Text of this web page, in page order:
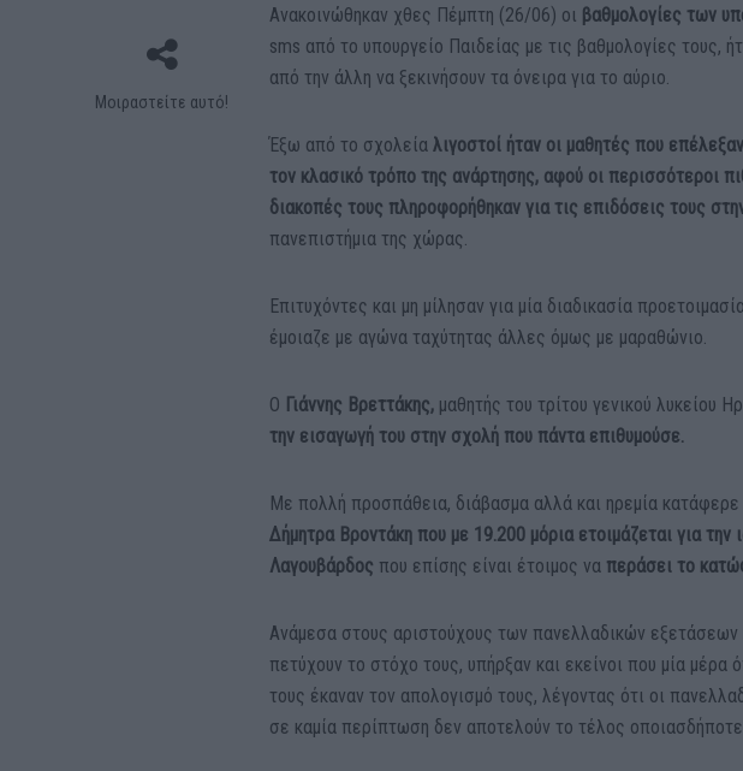
Μοιραστείτε αυτό!
Ανακοινώθηκαν χθες Πέμπτη (26/06) οι βαθμολογίες των
sms από το υπουργείο Παιδείας με τις βαθμολογίες τους,
από την άλλη να ξεκινήσουν τα όνειρα για το αύριο.
Έξω από το σχολείαλιγοστοί ήταν οι μαθητές που
τον κλασικό τρόπο της ανάρτησης, αφού οι περισσότεροι
διακοπές τους πληροφορήθηκαν για τις επιδόσεις τους
πανεπιστήμια της χώρας.
Επιτυχόντες και μη μίλησαν για μία διαδικασία
έμοιαζε με αγώνα ταχύτητας άλλες όμως με μαραθώνιο.
Ο Γιάννης Βρεττάκης, μαθητής του τρίτου γενικού λυκείου
την εισαγωγή του στην σχολή που πάντα επιθυμούσε.
Με πολλή προσπάθεια, διάβασμα αλλά και ηρεμία
Δήμητρα Βροντάκη που με 19.200 μόρια ετοιμάζεται για την
Λαγουβάρδος που επίσης είναι έτοιμος να περάσει το
Ανάμεσα στους αριστούχους των πανελλαδικών
πετύχουν το στόχο τους, υπήρξαν και εκείνοι που μία
τους έκαναν τον απολογισμό τους, λέγοντας ότι οι
σε καμία περίπτωση δεν αποτελούν το τέλος